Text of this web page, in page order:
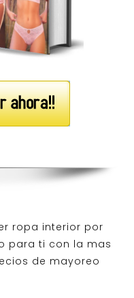
ropa interior por
para ti con la mas
de mayoreo